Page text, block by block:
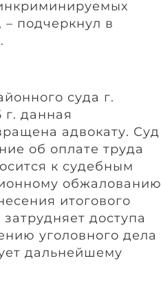
– подчеркнул в
суда г.
г. данная
адвокату. Суд
об оплате труда
к судебным
обжалованию
итогового
доступа
уголовного дела
дальнейшему